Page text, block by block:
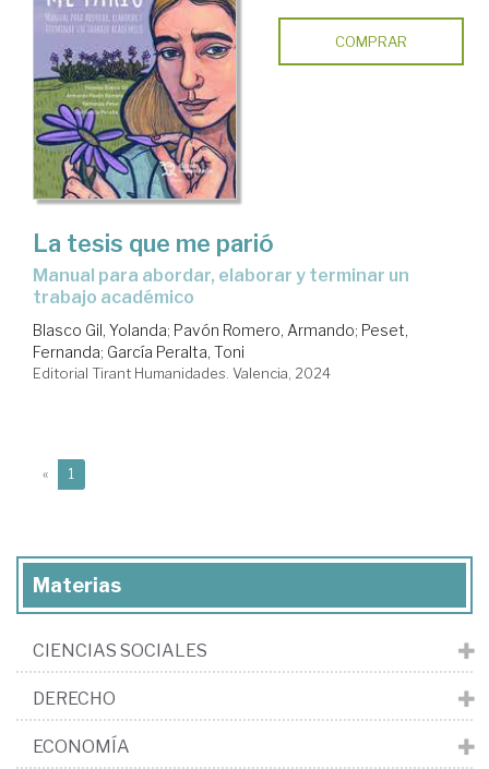
COMPRAR
La tesis que me parió
Manual para abordar, elaborar y terminar un
trabajo académico
Blasco Gil, Yolanda; Pavón Romero, Armando; Peset,
Fernanda; García Peralta, Toni
Editorial Tirant Humanidades. Valencia, 2024
« 1
Materias
CIENCIAS SOCIALES
DERECHO
ECONOMÍA